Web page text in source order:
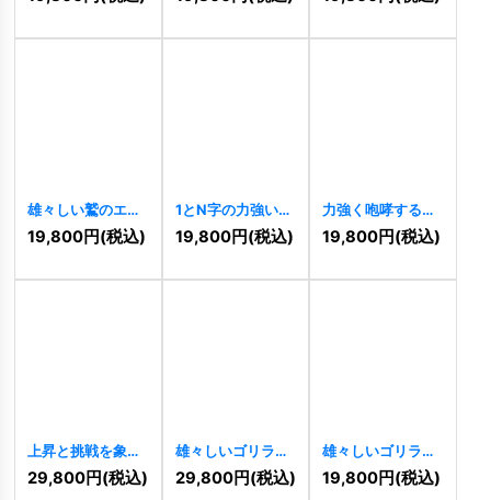
10246] 10300] 10298]
雄々しい鷲のエン
ブレムロゴ
10292 ]
19,800円(税込)
1とN字の力強い上
昇ロゴ [10283]
19,800円(税込)
力強く咆哮する龍
の円形ロゴ
10284]
19,800円(税込)
上昇と挑戦を象徴
するダイナミック
ロゴ
11031]
29,800円(税込)
雄々しいゴリラの
エンブレムロゴ
10270 ]
29,800円(税込)
雄々しいゴリラと
シールドの力強い
ロゴ 10268]
19,800円(税込)